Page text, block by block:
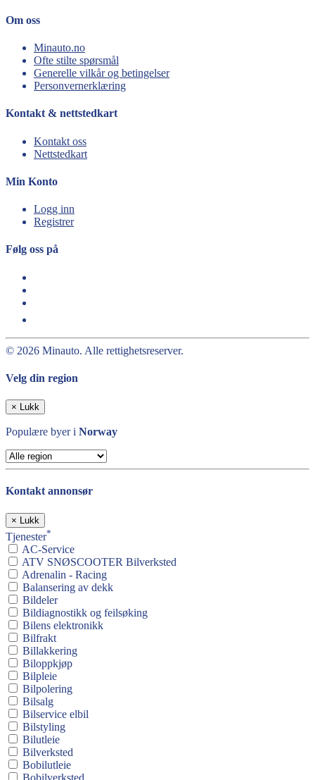
Om oss
Minauto.no
Ofte stilte spørsmål
Generelle vilkår og betingelser
Personvernerklæring
Kontakt & nettstedkart
Kontakt oss
Nettstedkart
Min Konto
Logg inn
Registrer
Følg oss på
© 2026 Minauto. Alle rettighetsreserver.
Velg din region
× Lukk
Populære byer i Norway
Kontakt annonsør
× Lukk
Tjenester*
AC-Service
ATV SNØSCOOTER Bilverksted
Adrenalin - Racing
Balansering av dekk
Bildeler
Bildiagnostikk og feilsøking
Bilens elektronikk
Bilfrakt
Billakkering
Biloppkjøp
Bilpleie
Bilpolering
Bilsalg
Bilservice elbil
Bilstyling
Bilutleie
Bilverksted
Bobilutleie
Bobilverksted